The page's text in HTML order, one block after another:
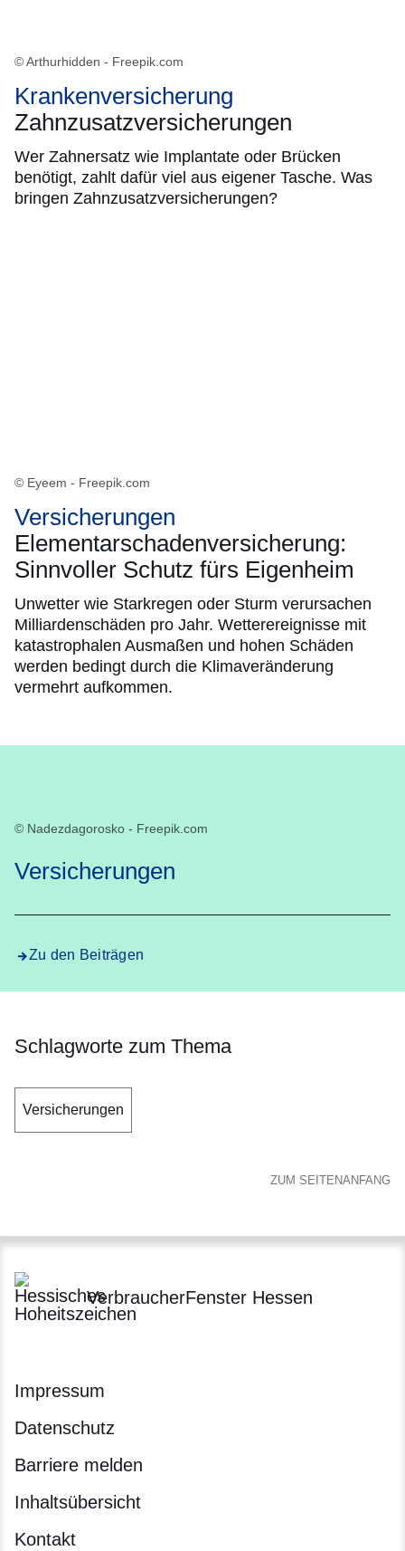
© Arthurhidden - Freepik.com
Krankenversicherung
Zahnzusatzversicherungen
Wer Zahnersatz wie Implantate oder Brücken
benötigt, zahlt dafür viel aus eigener Tasche. Was
bringen Zahnzusatzversicherungen?
© Eyeem - Freepik.com
Versicherungen
Elementarschadenversicherung:
Sinnvoller Schutz fürs Eigenheim
Unwetter wie Starkregen oder Sturm verursachen
Milliardenschäden pro Jahr. Wetterereignisse mit
katastrophalen Ausmaßen und hohen Schäden
werden bedingt durch die Klimaveränderung
vermehrt aufkommen.
© Nadezdagorosko - Freepik.com
Versicherungen
Zu den Beiträgen
Schlagworte zum Thema
Versicherungen
ZUM SEITENANFANG
VerbraucherFenster Hessen
Impressum
Datenschutz
Barriere melden
Inhaltsübersicht
Kontakt